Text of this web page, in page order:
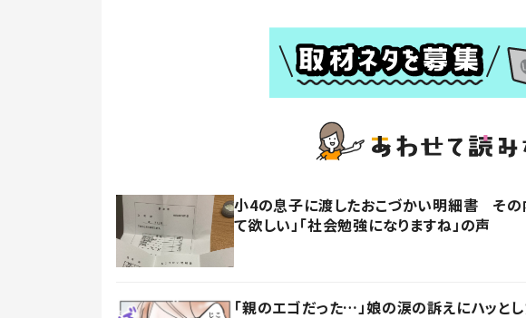
小4の息子に渡したおこづかい明細書 その
て欲しい」「社会勉強になりますね」の声
「親のエゴだった…」娘の涙の訴えにハッ